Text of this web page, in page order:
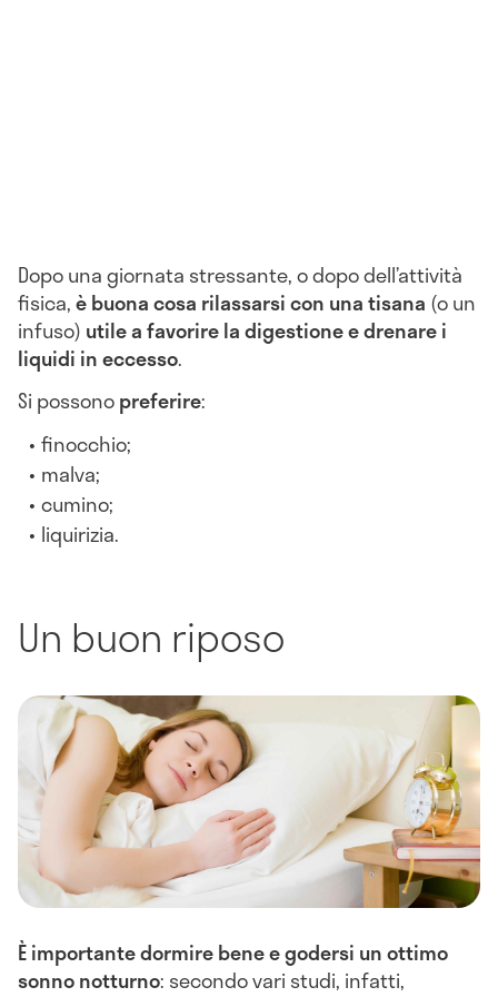
Dopo una giornata stressante, o dopo dell’attività
fisica,è buona cosa rilassarsi con una tisana (o un
infuso) utile a favorire la digestione e drenare i
liquidi in eccesso.
Si possonopreferire:
finocchio;
malva;
cumino;
liquirizia.
Un buon riposo
È importante dormire bene e godersi un ottimo
sonno notturno: secondo vari studi, infatti,